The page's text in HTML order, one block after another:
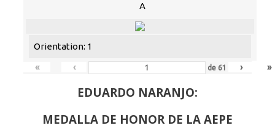
A
Orientation: 1
«
‹ de 61 › »
EDUARDO NARANJO:
MEDALLA DE HONOR DE LA AEPE